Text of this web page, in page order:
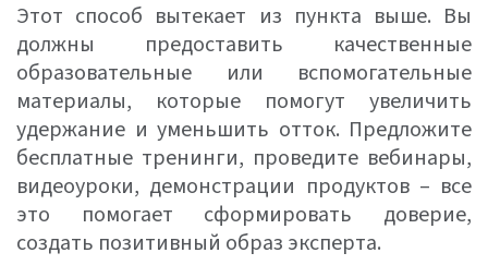
Этот способ вытекает из пункта выше. Вы
должны предоставить качественные
образовательные или вспомогательные
материалы, которые помогут увеличить
удержание и уменьшить отток. Предложите
бесплатные тренинги, проведите вебинары,
видеоуроки, демонстрации продуктов – все
это помогает сформировать доверие,
создать позитивный образ эксперта.